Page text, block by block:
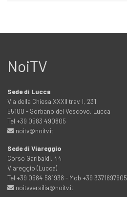
NoiTV
Sede di Lucca
Via della Chiesa XXXII trav. I, 231
55100 - Sorbano del Vescovo, Lucca
Tel +39 0583 490805
noitv@noitv.it
Sede di Viareggio
Corso Garibaldi, 44
Viareggio (Lucca)
Tel +39 0584 581938 - Mob +39 3371697605
noitvversilia@noitv.it